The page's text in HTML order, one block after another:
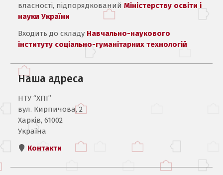
власності, підпорядкованийМіністерству освіти і
науки України
Входить до складу Навчально-наукового
інституту соціально-гуманітарних технологій
Наша адреса
НТУ “ХПІ”
вул. Кирпичова, 2
Харків, 61002
Україна
Контакти